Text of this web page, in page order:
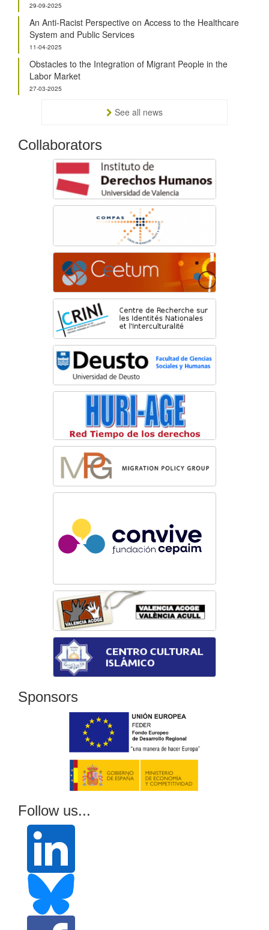
29-09-2025
An Anti-Racist Perspective on Access to the Healthcare
System and Public Services
11-04-2025
Obstacles to the Integration of Migrant People in the
Labor Market
27-03-2025
See all news
Collaborators
Sponsors
Follow us...